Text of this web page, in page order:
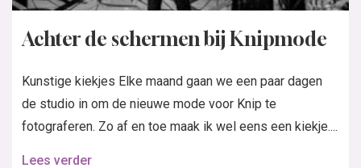
Achter de schermen bij Knipmode
Kunstige kiekjes Elke maand gaan we een paar dagen
de studio in om de nieuwe mode voor Knip te
fotograferen. Zo af en toe maak ik wel eens een kiekje....
Lees verder